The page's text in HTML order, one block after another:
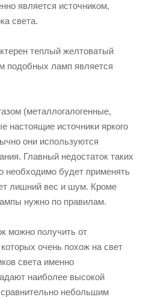
является источником,
света.
теплый желтоватый
подобных ламп является
(металлогалогенные,
настоящие источники яркого
они используются
Главный недостаток таких
необходимо будет применять
лишний вес и шум. Кроме
нужно по правилам.
можно получить от
очень похож на свет
света именно
наиболее высокой
небольшим